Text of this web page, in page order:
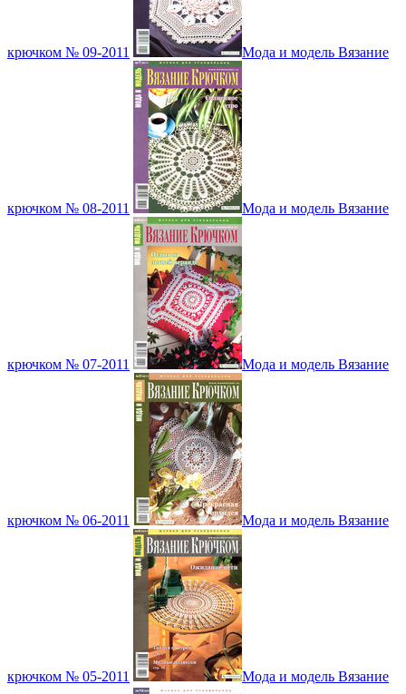
крючком № 09-2011 Мода и модель Вязание
крючком № 08-2011 Мода и модель Вязание
крючком № 07-2011 Мода и модель Вязание
крючком № 06-2011 Мода и модель Вязание
крючком № 05-2011 Мода и модель Вязание